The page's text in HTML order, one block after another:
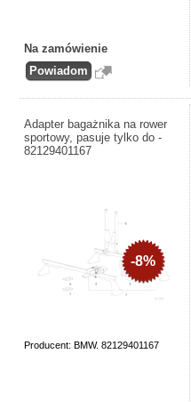
Na zamówienie
Adapter bagażnika na rower
sportowy, pasuje tylko do -
82129401167
Producent: BMW. 82129401167
-8%